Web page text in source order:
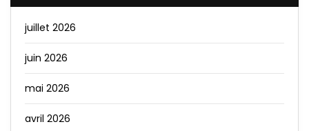
juillet 2026
juin 2026
mai 2026
avril 2026